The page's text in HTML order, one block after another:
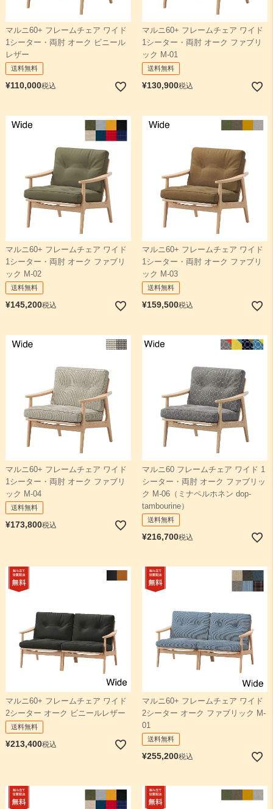
マルニ60+ フレームチェア ワイド
1シーター・両肘 オーク ビニール
レザー
送料無料
¥110,000税込
マルニ60+ フレームチェア ワイド
1シーター・両肘 オーク ファブリ
ック M-01
送料無料
¥130,900税込
マルニ60+ フレームチェア ワイド
1シーター・両肘 オーク ファブリ
ック M-02
送料無料
¥145,200税込
マルニ60+ フレームチェア ワイド
1シーター・両肘 オーク ファブリ
ック M-03
送料無料
¥159,500税込
マルニ60+ フレームチェア ワイド
1シーター・両肘 オーク ファブリ
ック M-04
送料無料
¥173,800税込
マルニ60 フレームチェア ワイド 1
シーター・両肘 オーク ファブリッ
ク M-06（ミナペルホネン dop-
tambourine）
送料無料
¥216,700税込
マルニ60+ フレームチェア ワイド
2シーター オーク ビニールレザー
送料無料
¥213,400税込
マルニ60+ フレームチェア ワイド
2シーター オーク ファブリック M-
01
送料無料
¥255,200税込